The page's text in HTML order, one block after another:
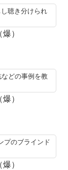
聴き分けられ
）
どの事例を教
）
プのブラインド
）